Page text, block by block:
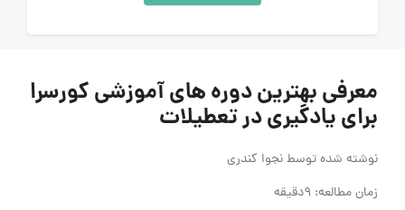
معرفی بهترین دوره های آموزشی کورسرا
برای یادگیری در تعطیلات
نوشته شده توسطنجوا کندری
زمان مطالعه: 9دقیقه